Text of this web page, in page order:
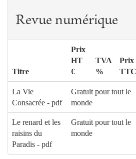
Revue numérique
Titre
Prix
HT
€
TVA
%
Prix
TTC
La Vie
Consacrée - pdf
Gratuit pour tout le
monde
Le renard et les
raisins du
Paradis - pdf
Gratuit pour tout le
monde